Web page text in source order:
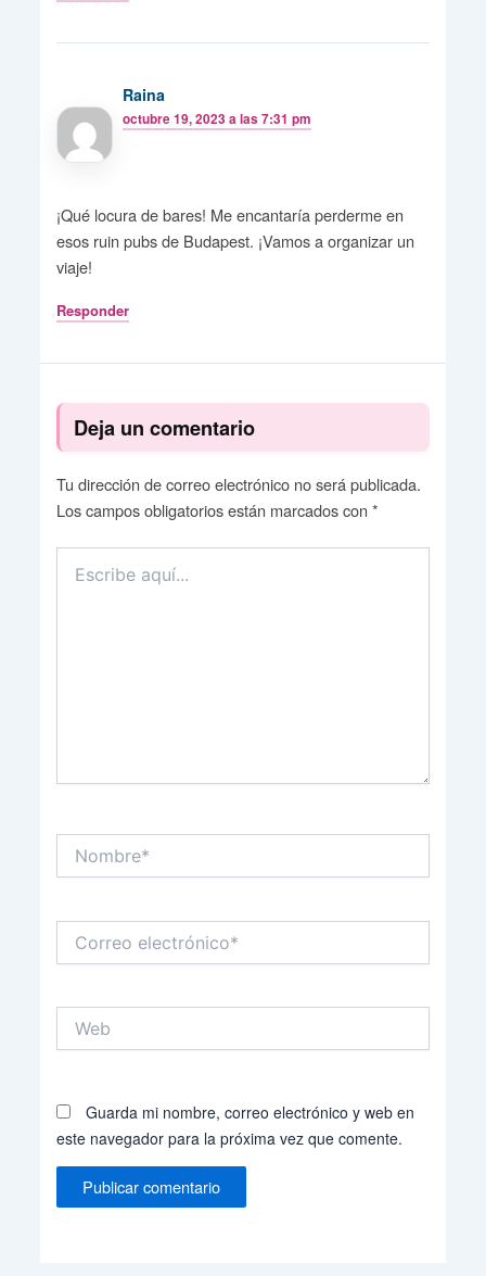
Raina
octubre 19, 2023 a las 7:31 pm
¡Qué locura de bares! Me encantaría perderme en
esos ruin pubs de Budapest. ¡Vamos a organizar un
viaje!
Responder
Deja un comentario
Tu dirección de correo electrónico no será publicada.
Los campos obligatorios están marcados con *
aquí...
Nombre*
electrónico*
Guarda mi nombre, correo electrónico y web en
este navegador para la próxima vez que comente.